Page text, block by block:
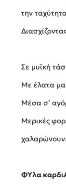
την
Σε μυϊκή
Με έλατα
Μέσα σ’
Μερικές
χαλαρώνουν.
ΦYλα